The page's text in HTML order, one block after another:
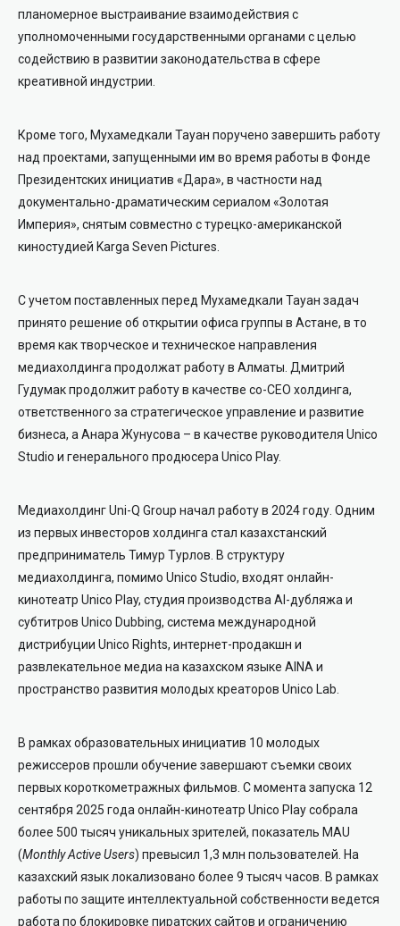
планомерное выстраивание взаимодействия с
уполномоченными государственными органами с целью
содействию в развитии законодательства в сфере
креативной индустрии.
Кроме того, Мухамедкали Тауан поручено завершить работу
над проектами, запущенными им во время работы в Фонде
Президентских инициатив «Дара», в частности над
документально-драматическим сериалом «Золотая
Империя», снятым совместно с турецко-американской
киностудией Karga Seven Pictures.
С учетом поставленных перед Мухамедкали Тауан задач
принято решение об открытии офиса группы в Астане, в то
время как творческое и техническое направления
медиахолдинга продолжат работу в Алматы. Дмитрий
Гудумак продолжит работу в качестве со-CEO холдинга,
ответственного за стратегическое управление и развитие
бизнеса, а Анара Жунусова – в качестве руководителя Unico
Studio и генерального продюсера Unico Play.
Медиахолдинг Uni-Q Group начал работу в 2024 году. Одним
из первых инвесторов холдинга стал казахстанский
предприниматель Тимур Турлов. В структуру
медиахолдинга, помимо Unico Studio, входят онлайн-
кинотеатр Unico Play, студия производства AI-дубляжа и
субтитров Unico Dubbing, система международной
дистрибуции Unico Rights, интернет-продакшн и
развлекательное медиа на казахском языке AINA и
пространство развития молодых креаторов Unico Lab.
В рамках образовательных инициатив 10 молодых
режиссеров прошли обучение завершают съемки своих
первых короткометражных фильмов. С момента запуска 12
сентября 2025 года онлайн-кинотеатр Unico Play собрала
более 500 тысяч уникальных зрителей, показатель MAU
(Monthly Active Users) превысил 1,3 млн пользователей. На
казахский язык локализовано более 9 тысяч часов. В рамках
работы по защите интеллектуальной собственности ведется
работа по блокировке пиратских сайтов и ограничению